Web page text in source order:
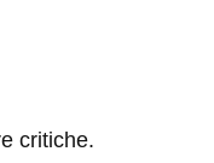
critiche.